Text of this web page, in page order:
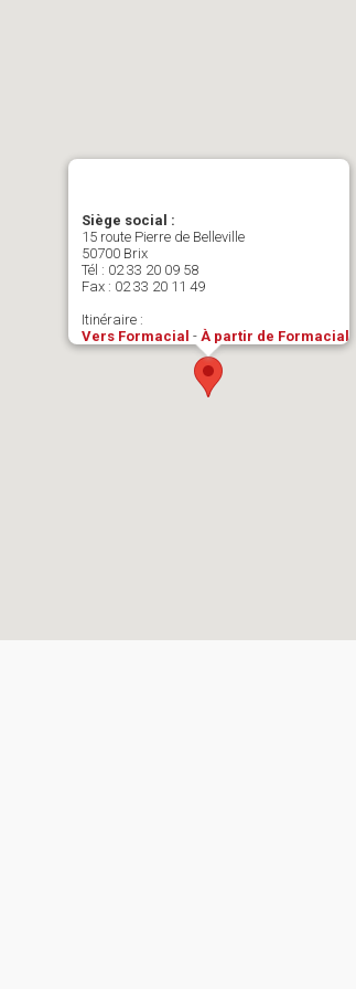
Siège social :
15 route Pierre de Belleville
50700 Brix
Tél : 02 33 20 09 58
Fax : 02 33 20 11 49
Itinéraire :
Vers Formacial - À partir de Formacial